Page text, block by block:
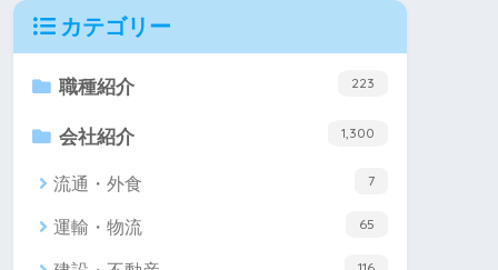
カテゴリー
職種紹介 223
会社紹介 1,300
流通・外食 7
運輸・物流 65